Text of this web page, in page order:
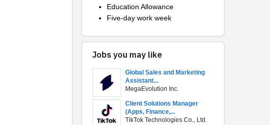
Education Allowance
Five-day work week
Jobs you may like
Global Sales and Marketing
Assistant...
MegaEvolution Inc.
Client Solutions Manager
(Apps, Finance,...
TikTok Technologies Co., Ltd.